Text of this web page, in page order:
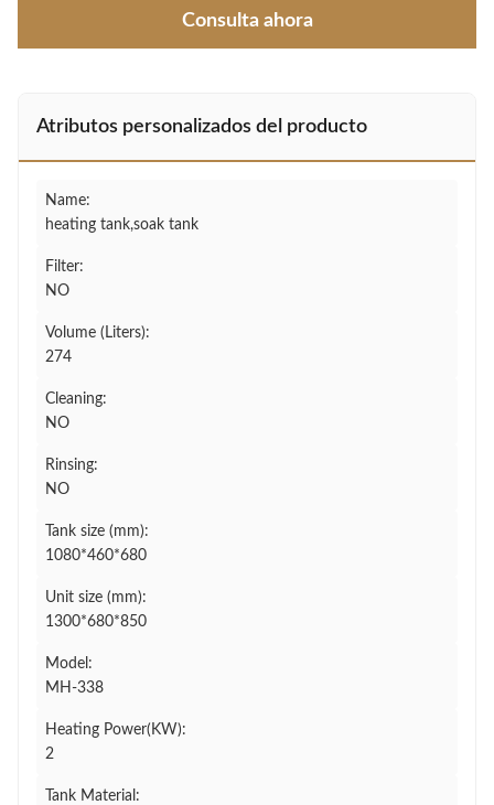
Consulta ahora
Atributos personalizados del producto
Name:
heating tank,soak tank
Filter:
NO
Volume (Liters):
274
Cleaning:
NO
Rinsing:
NO
Tank size (mm):
1080*460*680
Unit size (mm):
1300*680*850
Model:
MH-338
Heating Power(KW):
2
Tank Material: